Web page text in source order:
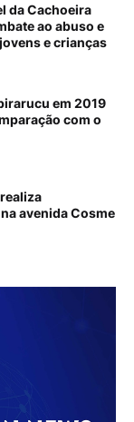
da Cachoeira
ao abuso e
e crianças
em 2019
com o
avenida Cosme